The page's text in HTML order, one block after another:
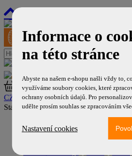
Váš účet
CZK /EUR
Standardní ocel. disky AUGUSTA
Informace o
na této stránce
Abyste na našem e-shopu našli vždy to,
využíváme soubory cookies, které
ochrany osobních údajů. Pro
udělte prosím souhlas se zpracováním
Nastavení cookies